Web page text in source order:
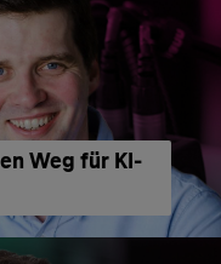
Weg für KI-